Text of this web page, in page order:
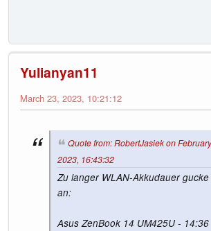
Yulianyan11
March 23, 2023, 10:21:12
Quote from: RobertJasiek on
2023, 16:43:32
Zu langer WLAN-Akkudauer
an:
Asus ZenBook 14 UM425U - 14:36